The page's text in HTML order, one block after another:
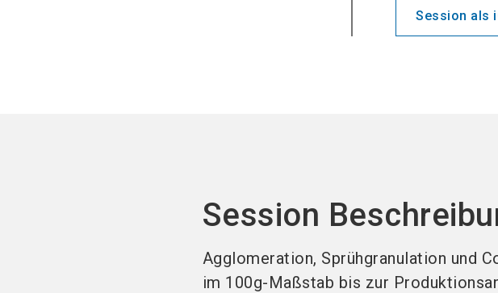
Session als
Session
Agglomeration, Sprühgranulation und
im 100g-Maßstab bis zur